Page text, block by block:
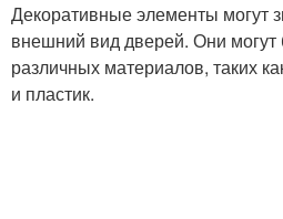
Декоративные элементы могут
внешний вид дверей. Они могут
различных материалов, таких
и пластик.